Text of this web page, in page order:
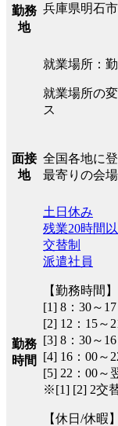
勤務
地
兵庫県明石
就業場所：
就業場所の
ス
面接
地
全国各地に
最寄りの会
勤務
時間
土日休み
残業20時間
交替制
派遣社員
【勤務時間】
[1] 8：30～
[2] 12：15～
[3] 8：30～
[4] 16：00～
[5] 22：00～
※[1] [2] 2交
【休日/休暇】